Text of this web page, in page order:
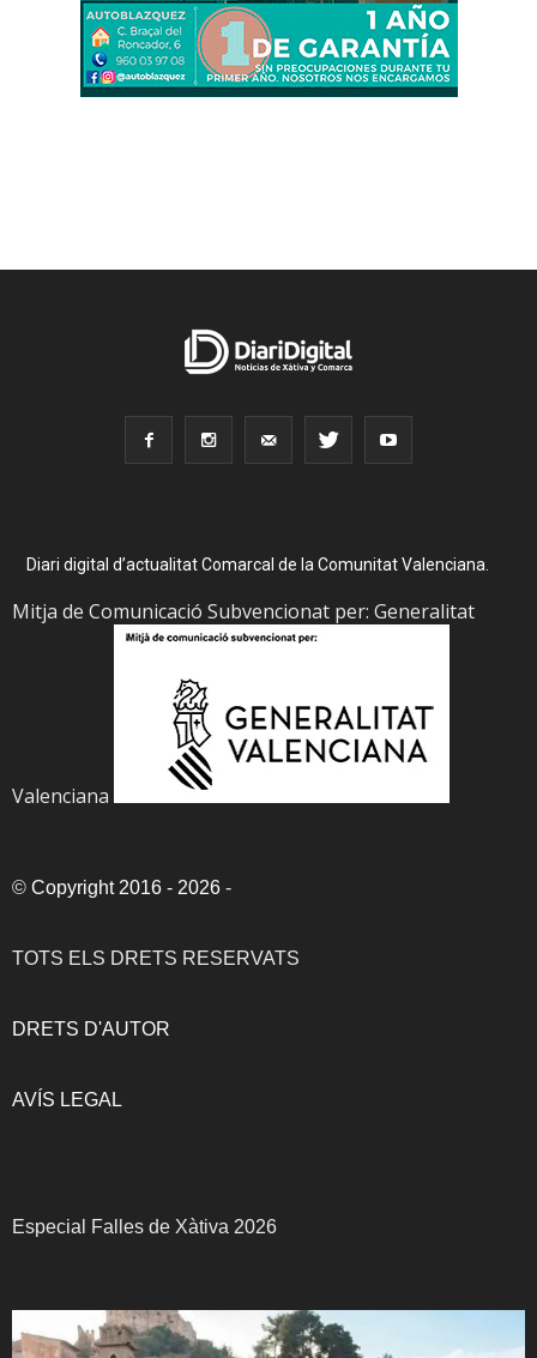
Diari digital d’actualitat Comarcal de la Comunitat Valenciana.
Mitja de Comunicació Subvencionat per: Generalitat
Valenciana
© Copyright 2016 - 2026 -
TOTS ELS DRETS RESERVATS
DRETS D'AUTOR
AVÍS LEGAL
Especial Falles de Xàtiva 2026